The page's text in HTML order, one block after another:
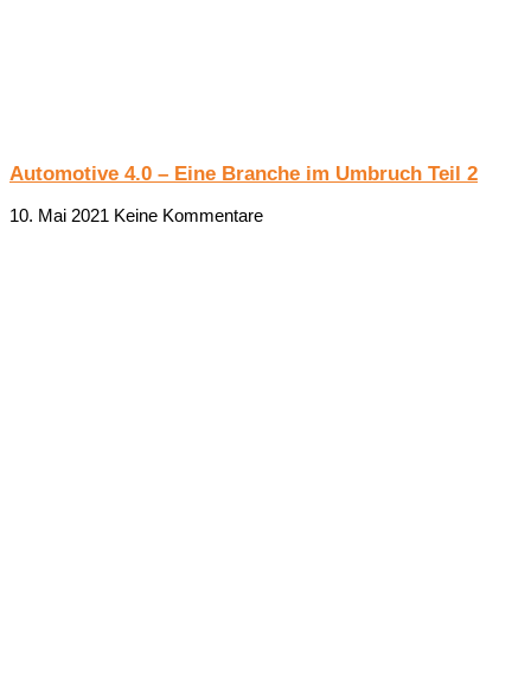
Automotive 4.0 – Eine Branche im Umbruch Teil 2
10. Mai 2021 Keine Kommentare